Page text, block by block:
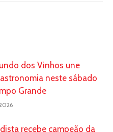
dos Vinhos une
neste sábado
Grande
recebe campeão da